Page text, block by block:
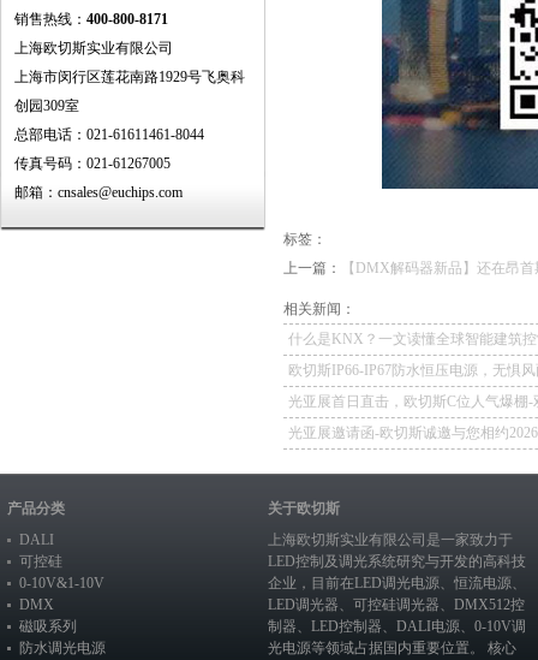
销售热线： 400-800-8171
上海欧切斯实业有限公司
上海市闵行区莲花南路1929号飞奥科
创园309室
总部电话：021-61611461-8044
传真号码：021-61267005
邮箱：cnsales@euchips.com
标签：
上一篇：
【DMX解码器新品】还在昂
相关新闻：
什么是KNX？一文读懂全球智能建筑
欧切斯IP66-IP67防水恒压电源，无惧
如一
光亚展首日直击，欧切斯C位人气爆棚-
冕，实力再出圈
光亚展邀请函-欧切斯诚邀与您相约
产品分类
DALI
可控硅
0-10V&1-10V
DMX
磁吸系列
防水调光电源
关于欧切斯
上海欧切斯实业有限公司是一家致力于
LED控制及调光系统研究与开发的高科技
企业，目前在LED调光电源、恒流电源、
LED调光器、 可控硅调光器、 DMX512控
制器、 LED控制器、 DALI电源、 0-10V调
光电源等领域占据国内重要位置。 核心